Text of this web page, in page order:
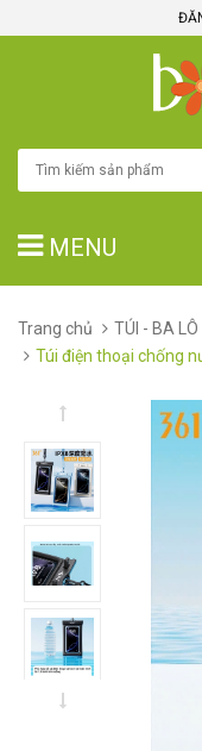
MENU
Trang chủ
TÚI - BA LÔ
Túi điện thoại chống